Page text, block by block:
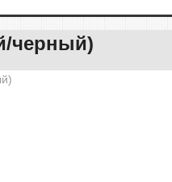
черный)